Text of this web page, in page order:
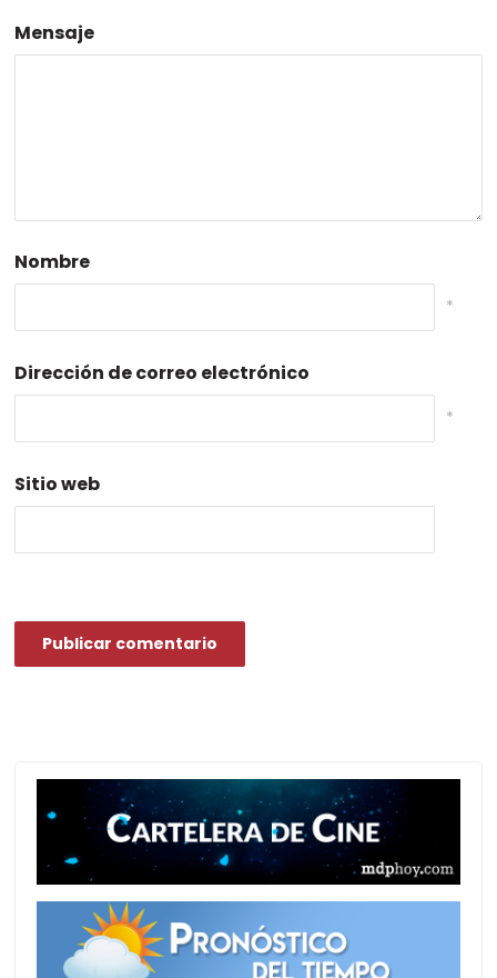
Mensaje
Nombre
*
Dirección de correo electrónico
*
Sitio web